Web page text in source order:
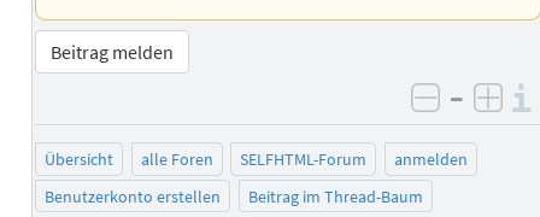
Beitrag melden
negativ
–
Übersicht alle Foren SELFHTML-Forum
anmelden
Benutzerkonto erstellen
Beitrag im Thread-Baum